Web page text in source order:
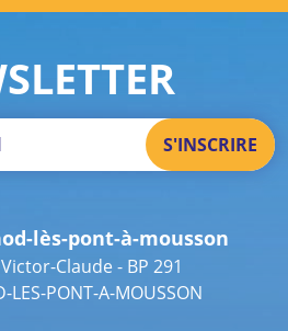
lès-pont-à-mousson
Claude - BP 291
LES-PONT-A-MOUSSON